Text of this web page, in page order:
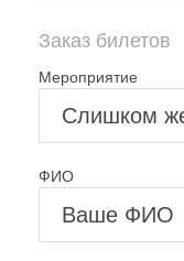
Заказ билетов
Мероприятие
ФИО